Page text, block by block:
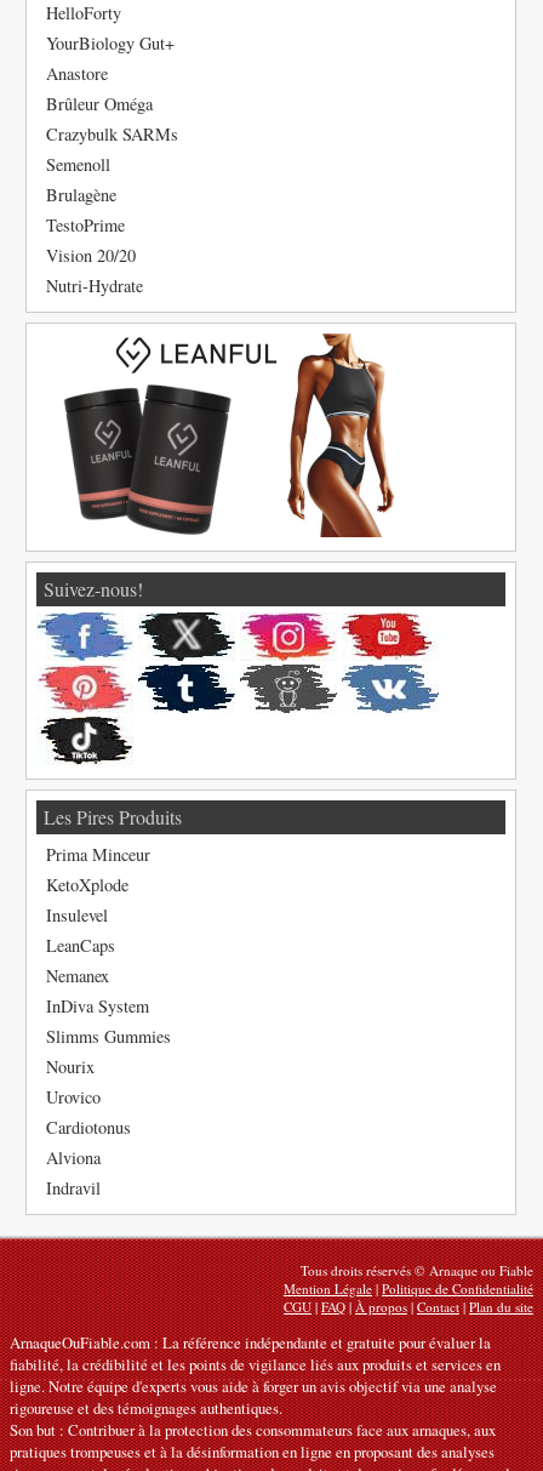
HelloForty
YourBiology Gut+
Anastore
Brûleur Oméga
Crazybulk SARMs
Semenoll
Brulagène
TestoPrime
Vision 20/20
Nutri-Hydrate
Suivez-nous!
Les Pires Produits
Prima Minceur
KetoXplode
Insulevel
LeanCaps
Nemanex
InDiva System
Slimms Gummies
Nourix
Urovico
Cardiotonus
Alviona
Indravil
Tous droits réservés © Arnaque ou Fiable
Mention Légale|Politique de Confidentialité
CGU|FAQ|À propos|Contact|Plan du site
ArnaqueOuFiable.com : La référence indépendante et gratuite pour évaluer la
fiabilité, la crédibilité et les points de vigilance liés aux produits et services en
ligne. Notre équipe d'experts vous aide à forger un avis objectif via une analyse
rigoureuse et des témoignages authentiques.
Son but : Contribuer à la protection des consommateurs face aux arnaques, aux
pratiques trompeuses et à la désinformation en ligne en proposant des analyses